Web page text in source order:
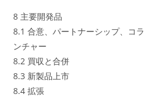
8 主要開発品
8.1 合意、パートナーシップ、コ
ンチャー
8.2 買収と合併
8.3 新製品上市
8.4 拡張